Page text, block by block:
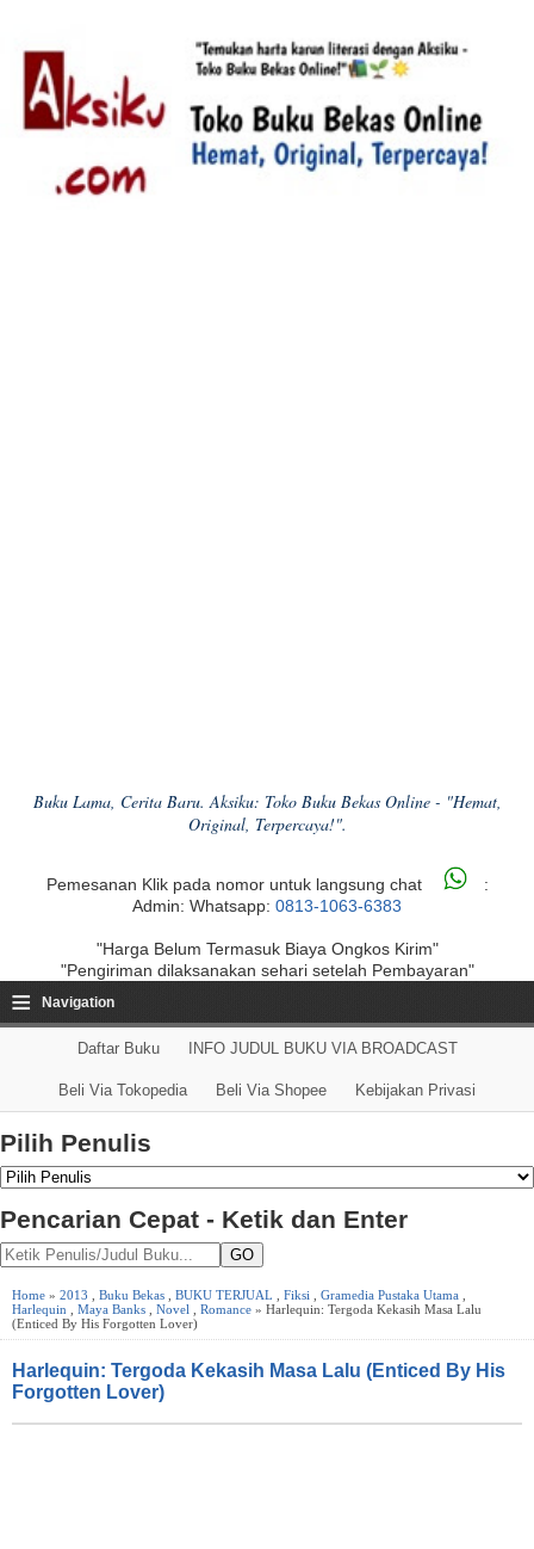
Buku Lama, Cerita Baru. Aksiku: Toko Buku Bekas Online - "Hemat,
Original, Terpercaya!".
Pemesanan Klik pada nomor untuk langsung chat
:
Admin: Whatsapp: 0813-1063-6383
"Harga Belum Termasuk Biaya Ongkos Kirim"
"Pengiriman dilaksanakan sehari setelah Pembayaran"
≡ Navigation
Daftar Buku INFO JUDUL BUKU VIA BROADCAST
Beli Via Tokopedia Beli Via Shopee Kebijakan Privasi
Pilih Penulis
Pencarian Cepat - Ketik dan Enter
GO
Home » 2013 Buku Bekas BUKU TERJUAL Fiksi Gramedia Pustaka Utama
Harlequin
Maya Banks Novel Romance » Harlequin: Tergoda Kekasih Masa Lalu
(Enticed By His Forgotten Lover)
Harlequin: Tergoda Kekasih Masa Lalu (Enticed By His
Forgotten Lover)